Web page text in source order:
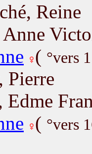
Reine
( °vers
Pierre
( °vers